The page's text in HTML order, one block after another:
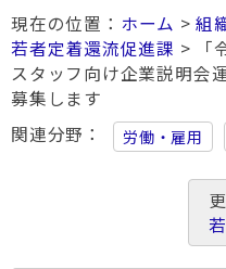
ホーム >組
若者定着還流促進課 > 「
スタッフ向け企業説明会
募集します
関連分野
労働・雇用